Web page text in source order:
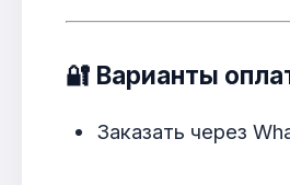
🔐 Варианты
Заказать через